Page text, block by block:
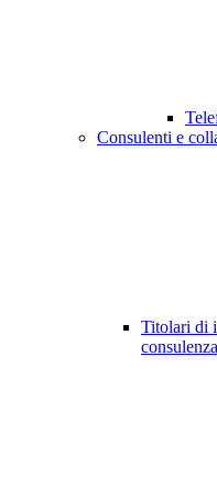
Consulenti e
Titolari di
consulenza